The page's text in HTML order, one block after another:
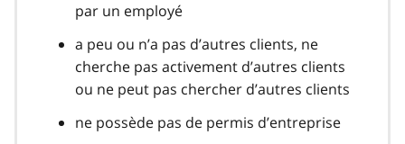
par un employé
a peu ou n’a pas d’autres clients, ne
cherche pas activement d’autres clients
ou ne peut pas chercher d’autres clients
ne possède pas de permis d’entreprise